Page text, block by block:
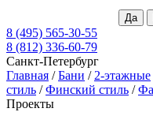
8 (495) 565-30-55
8 (812) 336-60-79
Санкт-Петербург
Главная /Бани / 2-этажные
стиль /Финский стиль /
Проекты